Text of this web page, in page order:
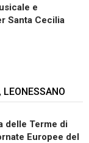
e
Santa Cecilia
delle Terme di
Europee del